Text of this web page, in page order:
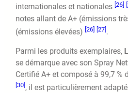
internationales et nationales [26]
notes allant de A+ (émissions
(émissions élevées) [26] [27].
Parmi les produits exemplaires,
se démarque avec son Spray
Certifié A+ et composé à 99,7 %
[30] , il est particulièrement